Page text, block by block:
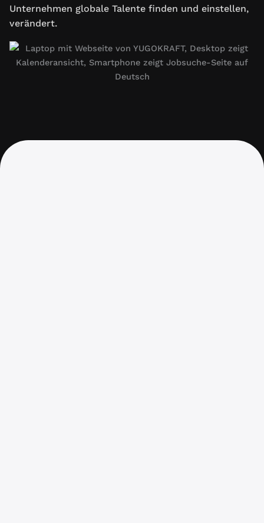
Unternehmen globale Talente finden und einstellen,
verändert.